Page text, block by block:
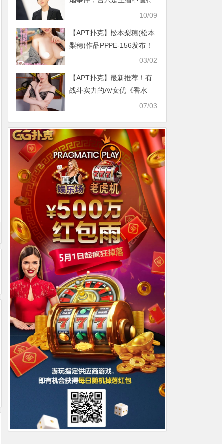
10/09
【APT扑克】松本梨穂(松本
梨穗)作品PPPE-156发布！
诱惑妹妹男友、巨乳气象主
03/02
【APT扑克】最新推荐！有
战斗实力的AV女优《香水
07/03